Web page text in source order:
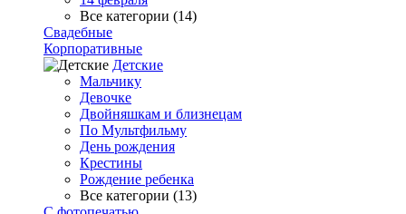
Все категории (14)
Свадебные
Корпоративные
Детские
Мальчику
Девочке
Двойняшкам и близнецам
По Мультфильму
День рождения
Крестины
Рождение ребенка
Все категории (13)